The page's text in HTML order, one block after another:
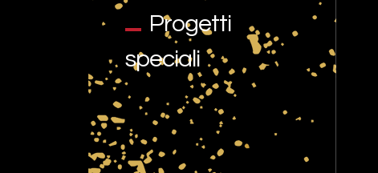
Progetti
speciali